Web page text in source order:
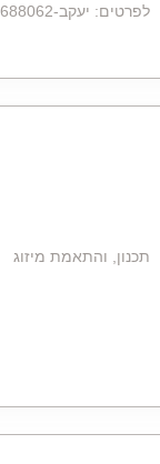
לפרטים: יעקב-0546688062
תכנון, והתאמת מיזוג